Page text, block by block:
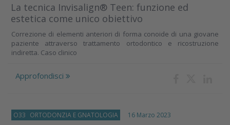
La tecnica Invisalign® Teen: funzione ed
estetica come unico obiettivo
Correzione di elementi anteriori di forma conoide di una giovane
paziente attraverso trattamento ortodontico e ricostruzione
indiretta. Caso clinico
Approfondisci
O33 ORTODONZIA E GNATOLOGIA 16 Marzo 2023